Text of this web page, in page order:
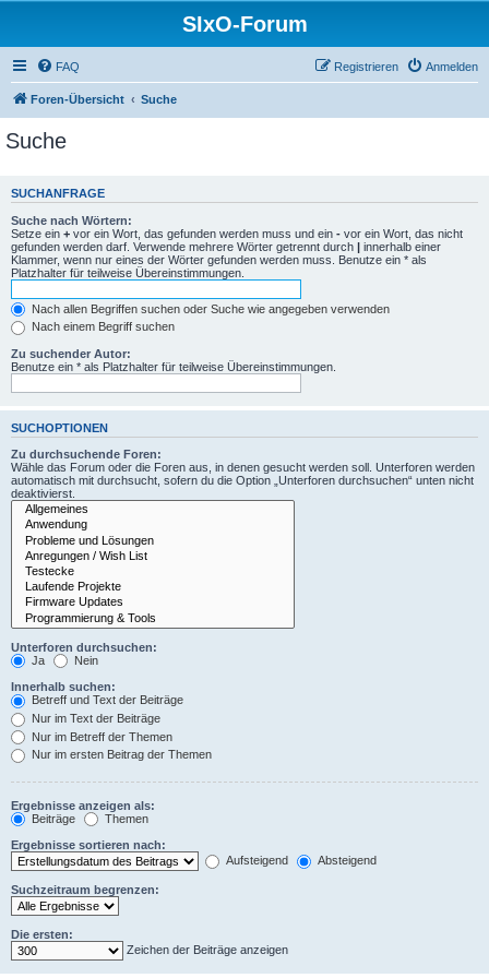
SIxO-Forum
FAQ Anmelden
Registrieren
Foren-Übersicht Suche
Suche
SUCHANFRAGE
Suche nach Wörtern:
Setze ein + vor ein Wort, das gefunden werden muss und ein - vor ein Wort, das nicht
gefunden werden darf. Verwende mehrere Wörter getrennt durch | innerhalb einer
Klammer, wenn nur eines der Wörter gefunden werden muss. Benutze ein * als
Platzhalter für teilweise Übereinstimmungen.
Nach allen Begriffen suchen oder Suche wie angegeben verwenden
Nach einem Begriff suchen
Zu suchender Autor:
Benutze ein * als Platzhalter für teilweise Übereinstimmungen.
SUCHOPTIONEN
Zu durchsuchende Foren:
Wähle das Forum oder die Foren aus, in denen gesucht werden soll. Unterforen werden
automatisch mit durchsucht, sofern du die Option „Unterforen durchsuchen“ unten nicht
deaktivierst.
Unterforen durchsuchen:
Ja
Nein
Innerhalb suchen:
Betreff und Text der Beiträge
Nur im Text der Beiträge
Nur im Betreff der Themen
Nur im ersten Beitrag der Themen
Ergebnisse anzeigen als:
Beiträge
Themen
Ergebnisse sortieren nach:
Aufsteigend
Absteigend
Suchzeitraum begrenzen:
Die ersten:
Zeichen der Beiträge anzeigen